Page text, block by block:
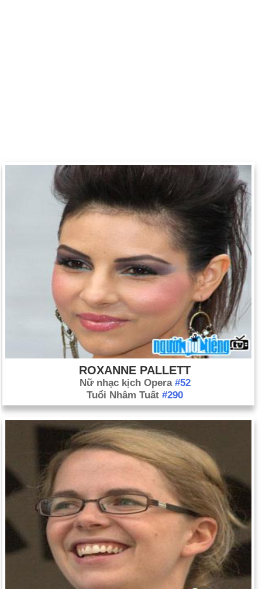
ROXANNE PALLETT
Nữ nhạc kịch Opera #52
Tuổi Nhâm Tuất #290